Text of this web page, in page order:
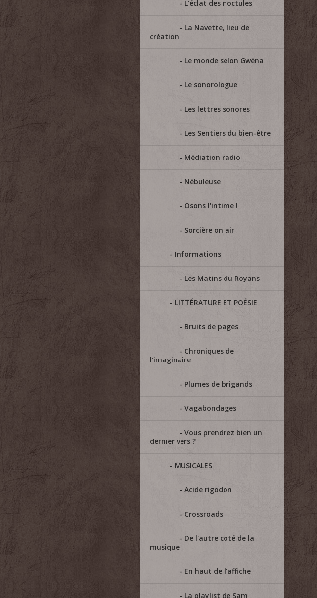
L'éclat des noctules
La Navette, lieu de
création
Le monde selon Gwéna
Le sonorologue
Les lettres sonores
Les Sentiers du bien-être
Médiation radio
Nébuleuse
Osons l'intime !
Sorcière on air
Informations
Les Matins du Royans
LITTÉRATURE ET POÉSIE
Bruits de pages
Chroniques de
l'imaginaire
Plumes de brigands
Vagabondages
Vous prendrez bien un
dernier vers ?
MUSICALES
Acide rigodon
Crossroads
De l'autre coté de la
musique
En haut de l'affiche
La playlist de Sam